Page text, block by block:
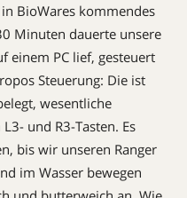
BioWares kommendes
Minuten dauerte unsere
einem PC lief, gesteuert
Steuerung: Die ist
wesentliche
und R3-Tasten. Es
bis wir unseren Ranger
im Wasser bewegen